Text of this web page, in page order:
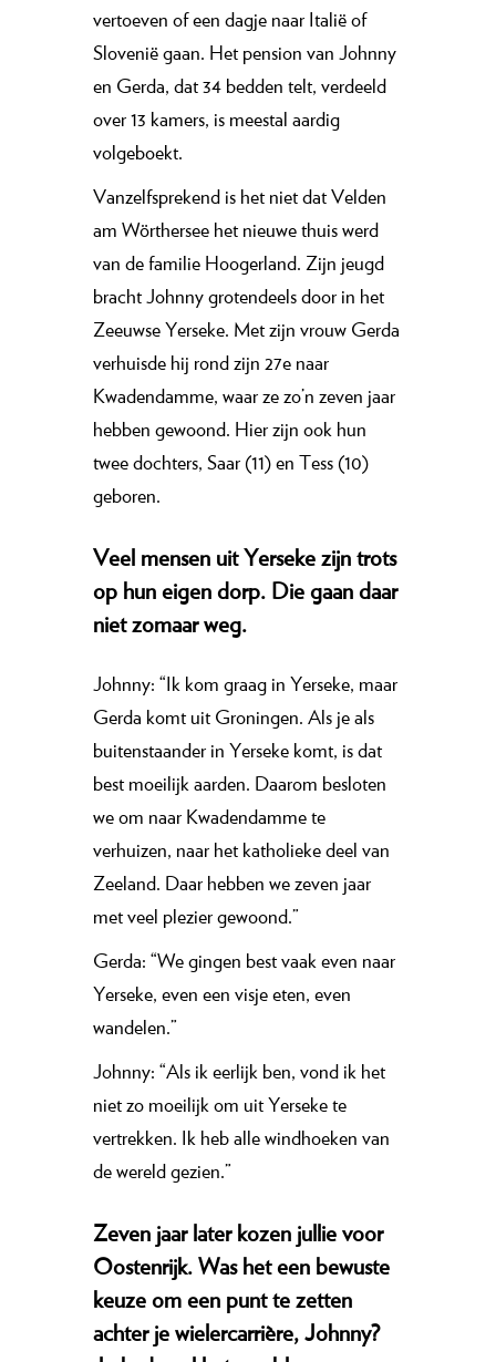
vertoeven of een dagje naar Italië of
Slovenië gaan. Het pension van Johnny
en Gerda, dat 34 bedden telt, verdeeld
over 13 kamers, is meestal aardig
volgeboekt.
Vanzelfsprekend is het niet dat Velden
am Wörthersee het nieuwe thuis werd
van de familie Hoogerland. Zijn jeugd
bracht Johnny grotendeels door in het
Zeeuwse Yerseke. Met zijn vrouw Gerda
verhuisde hij rond zijn 27e naar
Kwadendamme, waar ze zo’n zeven jaar
hebben gewoond. Hier zijn ook hun
twee dochters, Saar (11) en Tess (10)
geboren.
Veel mensen uit Yerseke zijn trots
op hun eigen dorp. Die gaan daar
niet zomaar weg.
Johnny: “Ik kom graag in Yerseke, maar
Gerda komt uit Groningen. Als je als
buitenstaander in Yerseke komt, is dat
best moeilijk aarden. Daarom besloten
we om naar Kwadendamme te
verhuizen, naar het katholieke deel van
Zeeland. Daar hebben we zeven jaar
met veel plezier gewoond.”
Gerda: “We gingen best vaak even naar
Yerseke, even een visje eten, even
wandelen.”
Johnny: “Als ik eerlijk ben, vond ik het
niet zo moeilijk om uit Yerseke te
vertrekken. Ik heb alle windhoeken van
de wereld gezien.”
Zeven jaar later kozen jullie voor
Oostenrijk. Was het een bewuste
keuze om een punt te zetten
achter je wielercarrière, Johnny?